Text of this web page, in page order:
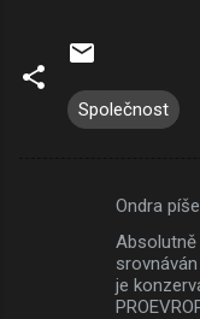
Společnost
Ondra píše…
Absolutně
je